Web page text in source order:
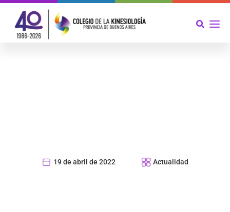
19 de abril de 2022 Actualidad